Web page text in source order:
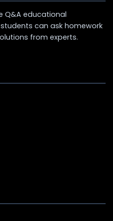
Q&A educational
can ask homework
from experts.